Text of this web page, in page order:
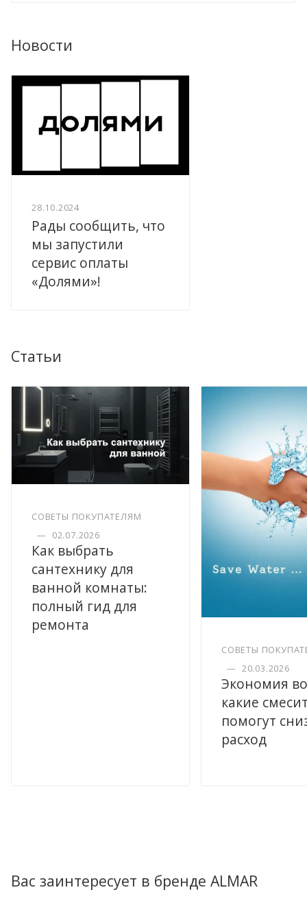
Новости
28.10.2024
Рады сообщить, что
мы запустили
сервис оплаты
«Долями»!
Статьи
СОВЕТЫ ПОКУПАТЕЛЯМ
— 02.07.2026
Как выбрать
сантехнику для
ванной комнаты:
полный гид для
ремонта
СОВЕТЫ
— 20.03.2026
Экономия
какие
помогут
расход
Вас заинтересует в бренде ALMAR